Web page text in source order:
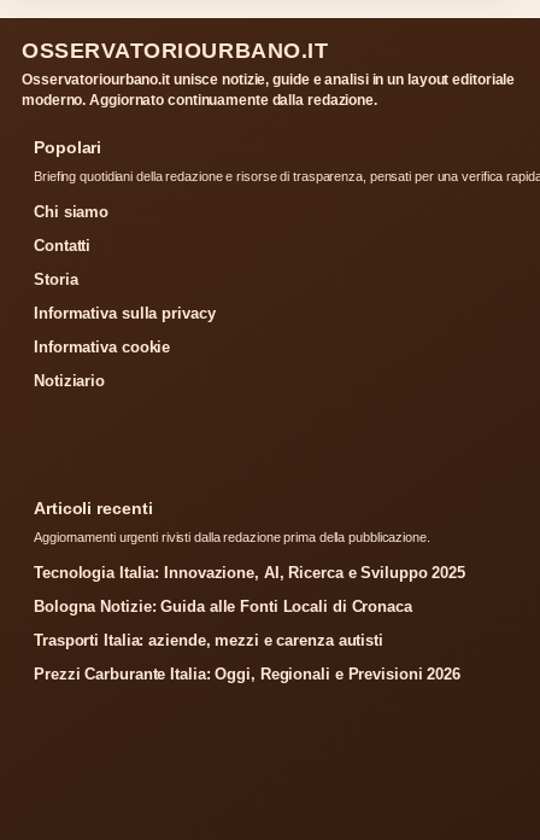
OSSERVATORIOURBANO.IT
Osservatoriourbano.it unisce notizie, guide e analisi in un layout editoriale
moderno. Aggiornato continuamente dalla redazione.
Popolari
Briefing quotidiani della redazione e risorse di trasparenza, pensati per una verifica
Chi siamo
Contatti
Storia
Informativa sulla privacy
Informativa cookie
Notiziario
Articoli recenti
Aggiornamenti urgenti rivisti dalla redazione prima della pubblicazione.
Tecnologia Italia: Innovazione, AI, Ricerca e Sviluppo 2025
Bologna Notizie: Guida alle Fonti Locali di Cronaca
Trasporti Italia: aziende, mezzi e carenza autisti
Prezzi Carburante Italia: Oggi, Regionali e Previsioni 2026